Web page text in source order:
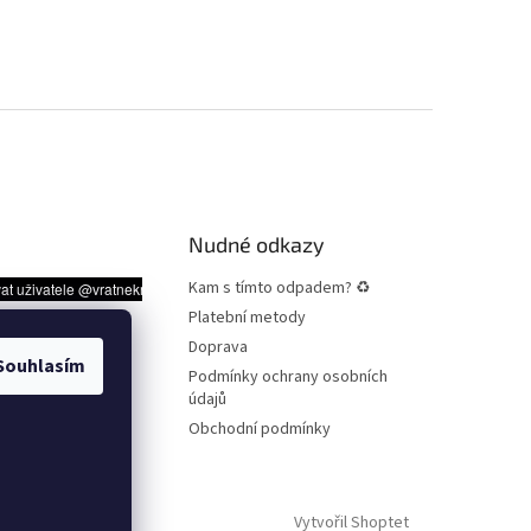
Nudné odkazy
Kam s tímto odpadem? ♻
Platební metody
Doprava
Podmínky ochrany osobních
údajů
Obchodní podmínky
Vytvořil Shoptet